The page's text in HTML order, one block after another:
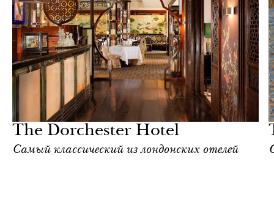
The Dorchester Hotel
Самый классический из лондонских отелей